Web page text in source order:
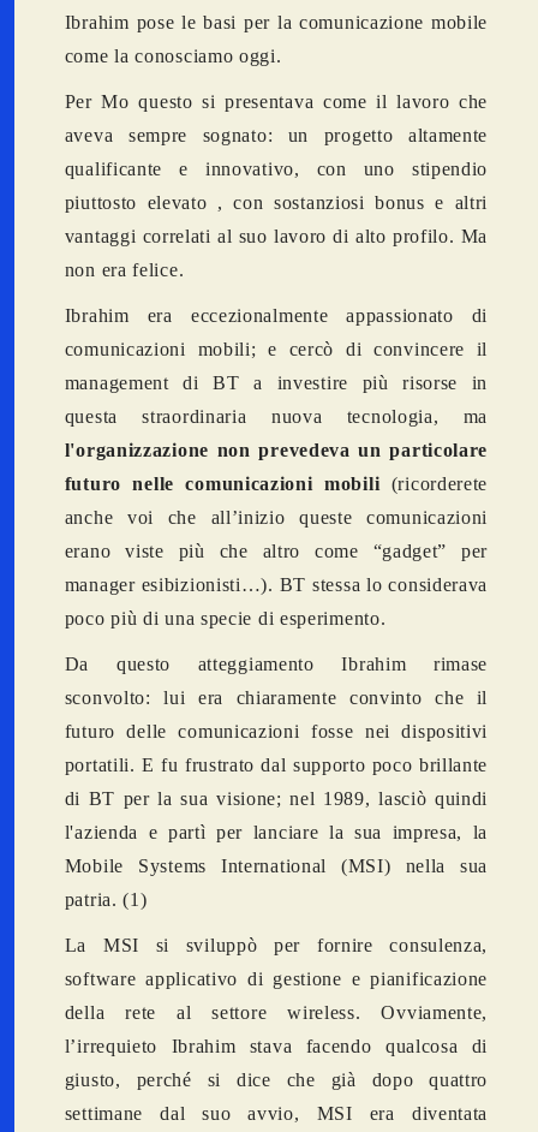
Ibrahim pose le basi per la comunicazione mobile
come la conosciamo oggi.
Per Mo questo si presentava come il lavoro che
aveva sempre sognato: un progetto altamente
qualificante e innovativo, con uno stipendio
piuttosto elevato , con sostanziosi bonus e altri
vantaggi correlati al suo lavoro di alto profilo. Ma
non era felice.
Ibrahim era eccezionalmente appassionato di
comunicazioni mobili; e cercò di convincere il
management di BT a investire più risorse in
questa straordinaria nuova tecnologia, ma
l'organizzazione non prevedeva un particolare
futuro nelle comunicazioni mobili (ricorderete
anche voi che all’inizio queste comunicazioni
erano viste più che altro come “gadget” per
manager esibizionisti…). BT stessa lo considerava
poco più di una specie di esperimento.
Da questo atteggiamento Ibrahim rimase
sconvolto: lui era chiaramente convinto che il
futuro delle comunicazioni fosse nei dispositivi
portatili. E fu frustrato dal supporto poco brillante
di BT per la sua visione; nel 1989, lasciò quindi
l'azienda e partì per lanciare la sua impresa, la
Mobile Systems International (MSI) nella sua
patria. (1)
La MSI si sviluppò per fornire consulenza,
software applicativo di gestione e pianificazione
della rete al settore wireless. Ovviamente,
l’irrequieto Ibrahim stava facendo qualcosa di
giusto, perché si dice che già dopo quattro
settimane dal suo avvio, MSI era diventata